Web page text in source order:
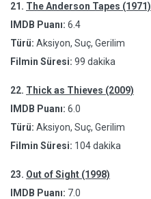
21. The Anderson Tapes (1971)
IMDB Puanı: 6.4
Türü: Aksiyon, Suç, Gerilim
Filmin Süresi: 99 dakika
22. Thick as Thieves (2009)
IMDB Puanı: 6.0
Türü: Aksiyon, Suç, Gerilim
Filmin Süresi: 104 dakika
23. Out of Sight (1998)
IMDB Puanı: 7.0